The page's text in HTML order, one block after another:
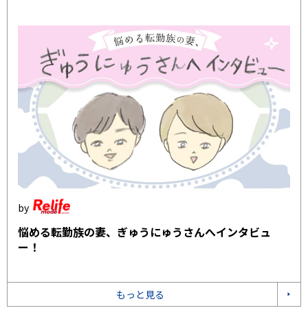
悩める転勤族の妻、ぎゅうにゅうさんへインタビュ
ー！
もっと見る